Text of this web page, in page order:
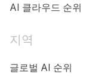
AI 클라우드 순위
지역
글로벌 AI 순위